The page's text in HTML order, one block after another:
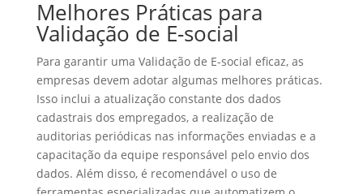
Melhores Práticas para
Validação de E-social
Para garantir uma Validação de E-social eficaz, as
empresas devem adotar algumas melhores práticas.
Isso inclui a atualização constante dos dados
cadastrais dos empregados, a realização de
auditorias periódicas nas informações enviadas e a
capacitação da equipe responsável pelo envio dos
dados. Além disso, é recomendável o uso de